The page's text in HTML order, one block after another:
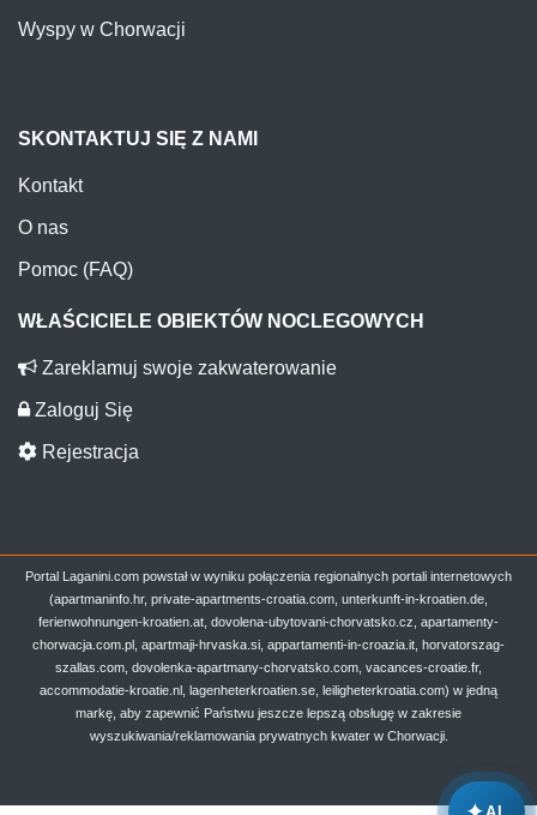
AI
Wyspy w Chorwacji
SKONTAKTUJ SIĘ Z NAMI
Kontakt
O nas
Pomoc (FAQ)
WŁAŚCICIELE OBIEKTÓW NOCLEGOWYCH
Zareklamuj swoje zakwaterowanie
Zaloguj Się
Rejestracja
Portal Laganini.com powstał w wyniku połączenia regionalnych portali internetowych
(apartmaninfo.hr, private-apartments-croatia.com, unterkunft-in-kroatien.de,
ferienwohnungen-kroatien.at, dovolena-ubytovani-chorvatsko.cz, apartamenty-
chorwacja.com.pl, apartmaji-hrvaska.si, appartamenti-in-croazia.it, horvatorszag-
szallas.com, dovolenka-apartmany-chorvatsko.com, vacances-croatie.fr,
accommodatie-kroatie.nl, lagenheterkroatien.se, leiligheterkroatia.com) w jedną
markę, aby zapewnić Państwu jeszcze lepszą obsługę w zakresie
wyszukiwania/reklamowania prywatnych kwater w Chorwacji.